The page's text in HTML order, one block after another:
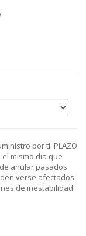
por ti. PLAZO
el mismo dia que
anular pasados
verse afectados
de inestabilidad